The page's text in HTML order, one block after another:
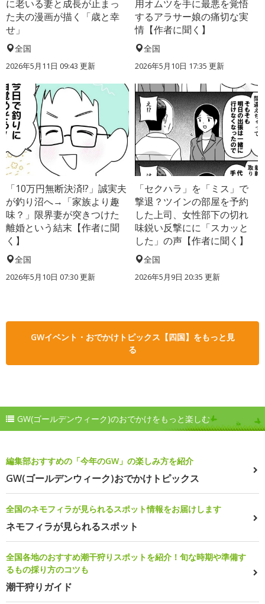
に老いる妻と成長が止まっ
た夫の漫画が描く「歳と幸
せ」
全国
2026年5月11日 09:43 更新
用オムツを手に最悪を覚悟
するアラサー娘の痛切な実
情【作者に聞く】
全国
2026年5月10日 17:35 更新
「10万円無断決済!?」誠実夫
が釣り沼へ→「家族より趣
味？」限界妻が突きつけた
離婚という結末【作者に聞
く】
全国
2026年5月10日 07:30 更新
「セクハラ」を「ミス」で
撃退？ツインの部屋を予約
した上司、女性部下の切れ
味鋭い反撃にに「スカッと
した」の声【作者に聞く】
全国
2026年5月9日 20:35 更新
GWイベント・おでかけトピックス【四国】をもっと見
る
GW(ゴールデンウィーク)のおでかけをもっと楽しむ
編集部おすすめの「今年のGW」の楽しみ方を紹介
GW(ゴールデンウィーク)おでかけトピックス
全国のネモフィラが見られるスポット情報をお届けします
ネモフィラが見られるスポット
全国各地のおすすめ潮干狩りスポットを紹介！旬な時期や準備す
るもの採り方のコツも
潮干狩りガイド